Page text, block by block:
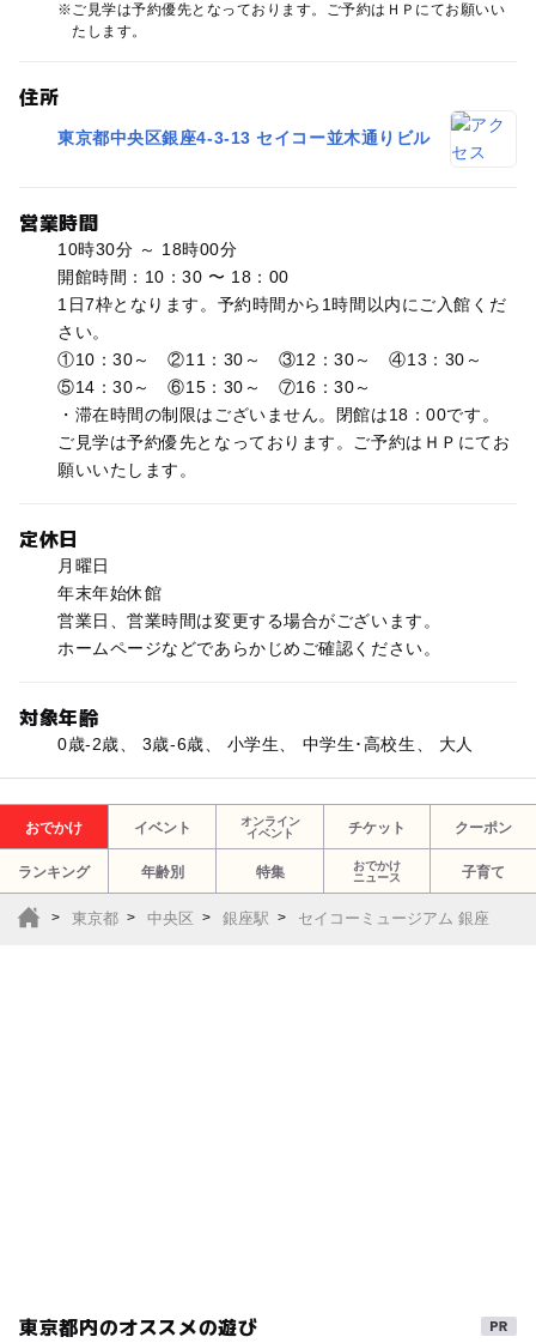
ご見学は予約優先となっております。ご予約はＨＰにてお願いい
たします。
住所
東京都中央区銀座4-3-13 セイコー並木通りビル
営業時間
10時30分 ～ 18時00分
開館時間：10：30 〜 18：00
1日7枠となります。予約時間から1時間以内にご入館くだ
さい。
①10：30～ ②11：30～ ③12：30～ ④13：30～
⑤14：30～ ⑥15：30～ ⑦16：30～
・滞在時間の制限はございません。閉館は18：00です。
ご見学は予約優先となっております。ご予約はＨＰにてお
願いいたします。
定休日
月曜日
年末年始休館
営業日、営業時間は変更する場合がございます。
ホームページなどであらかじめご確認ください。
対象年齢
0歳-2歳、 3歳-6歳、 小学生、 中学生･高校生、 大人
おでかけ イベント
オンライン
イベント
チケット クーポン
ランキング 年齢別 特集
おでかけ
ニュース
子育て
東京都 中央区 銀座駅 セイコーミュージアム 銀座
東京都内のオススメの遊び